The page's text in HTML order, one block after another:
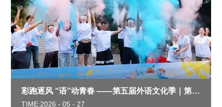
彩跑逐风 “语”动青春 ——第五届外语文化季｜第二届阳光体育彩跑活动圆满结束
TIME:2026 - 05 - 27